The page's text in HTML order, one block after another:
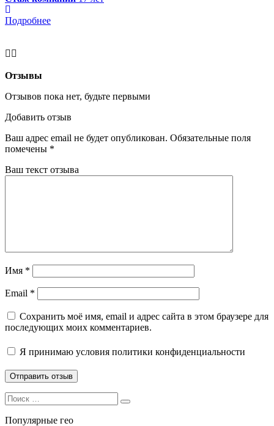
Подробнее
Отзывы
Отзывов пока нет, будьте первыми
Добавить отзыв
Ваш адрес email не будет опубликован. Обязательные поля
помечены *
Ваш текст отзыва
Имя *
Email *
Сохранить моё имя, email и адрес сайта в этом браузере для
последующих моих комментариев.
Я принимаю условия политики конфиденциальности
Search
for:
Search
Популярные гео